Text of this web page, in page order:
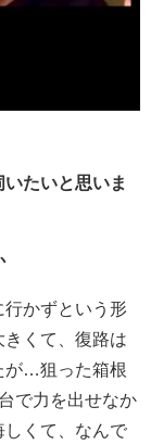
たいと思いま
かずという形
くて、復路は
が…狙った箱根
で力を出せなか
くて、なんで